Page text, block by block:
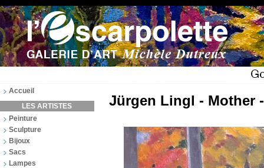
Accueil
LES ARTISTES
Peinture
Sculpture
Bijoux
Sacs
Lampes
Jürgen Lingl - Mother